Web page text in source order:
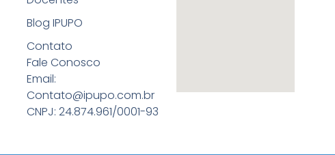
Blog IPUPO
Contato
Fale Conosco
Email:
Contato@ipupo.com.br
CNPJ: 24.874.961/0001-93